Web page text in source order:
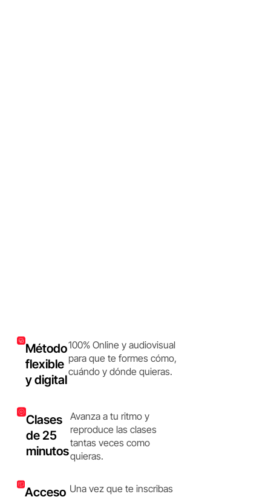
Método
flexible
y digital
100% Online y audiovisual
para que te formes cómo,
cuándo y dónde quieras.
Clases
de 25
minutos
Avanza a tu ritmo y
reproduce las clases
tantas veces como
quieras.
Acceso Una vez que te inscribas